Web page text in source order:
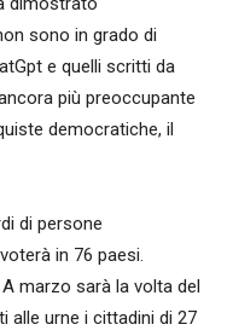
sono in grado di
e quelli scritti da
più preoccupante
democratiche, il
di persone
in 76 paesi.
marzo sarà la volta del
alle urne i cittadini di 27